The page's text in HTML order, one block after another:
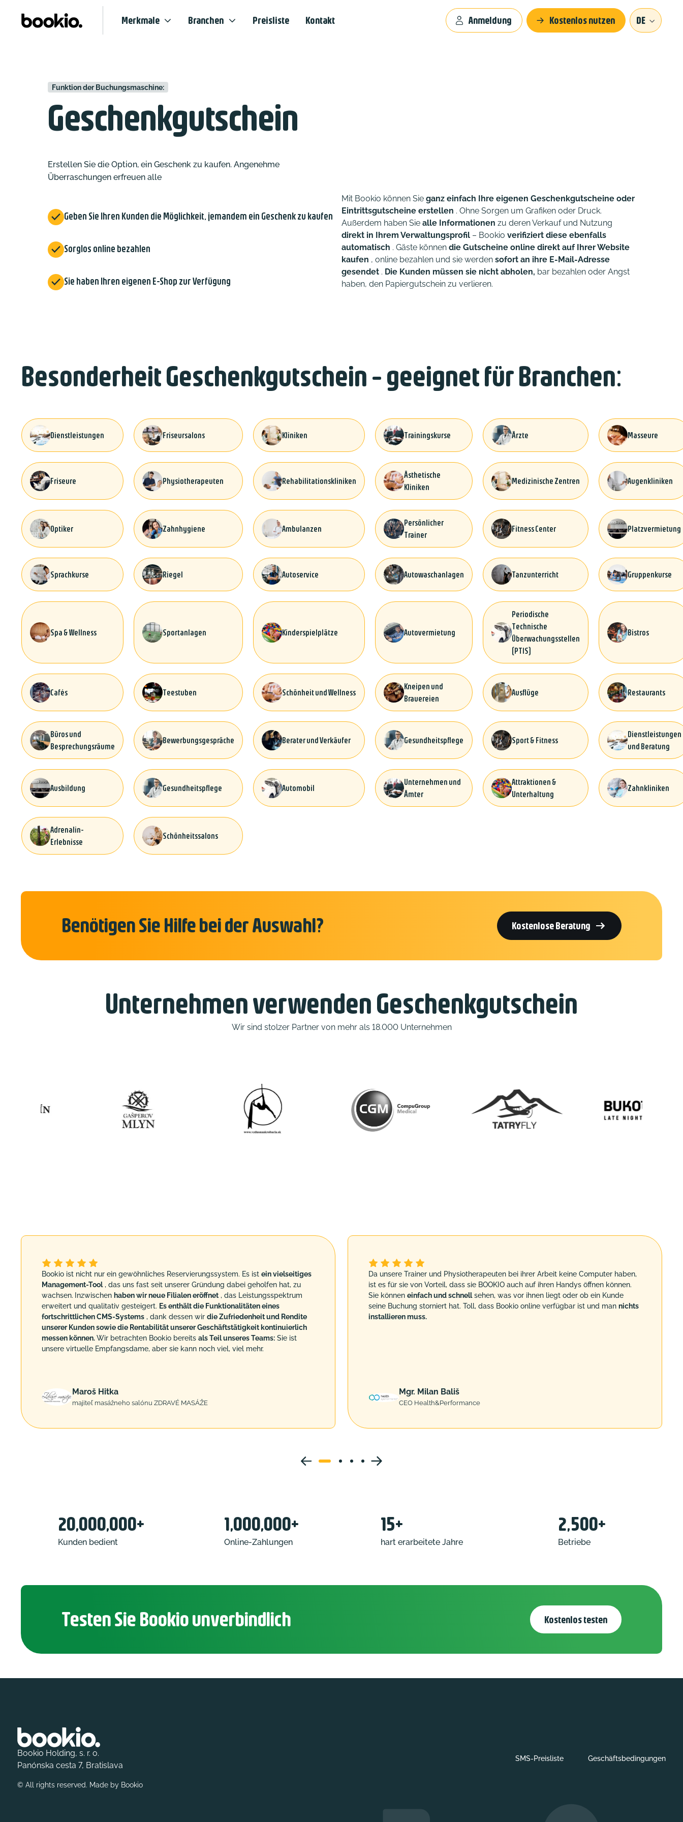
Anmeldung Kostenlos nutzen
Merkmale Branchen Preisliste Kontakt DE
Funktion der Buchungsmaschine:
Geschenkgutschein
Erstellen Sie die Option, ein Geschenk zu kaufen. Angenehme
Überraschungen erfreuen alle
 Geben Sie Ihren Kunden die Möglichkeit, jemandem ein Geschenk zu kaufen
 Sorglos online bezahlen
 Sie haben Ihren eigenen E-Shop zur Verfügung
Mit Bookio können Sie ganz einfach Ihre eigenen Geschenkgutscheine oder
Eintrittsgutscheine erstellen . Ohne Sorgen um Grafiken oder Druck.
Außerdem haben Sie alle Informationen zu deren Verkauf und Nutzung
direkt in Ihrem Verwaltungsprofil – Bookio verifiziert diese ebenfalls
automatisch . Gäste können die Gutscheine online direkt auf Ihrer Website
kaufen , online bezahlen und sie werden sofort an ihre E-Mail-Adresse
gesendet . Die Kunden müssen sie nicht abholen, bar bezahlen oder Angst
haben, den Papiergutschein zu verlieren.
Besonderheit Geschenkgutschein - geeignet für Branchen:
Dienstleistungen Friseursalons Kliniken Trainingskurse Ärzte Masseure
Friseure Physiotherapeuten Rehabilitationskliniken
Ästhetische
Kliniken
Medizinische Zentren Augenkliniken
Optiker Zahnhygiene Ambulanzen
Persönlicher
Trainer
Fitness Center Platzvermietung
Sprachkurse Riegel Autoservice Autowaschanlagen Tanzunterricht Gruppenkurse
Spa & Wellness Sportanlagen Kinderspielplätze Autovermietung
Periodische
Technische
Überwachungsstellen
(PTIS)
Bistros
Cafés Teestuben Schönheit und Wellness
Kneipen und
Brauereien
Ausflüge Restaurants
Büros und
Besprechungsräume
Bewerbungsgespräche Berater und Verkäufer Gesundheitspflege Sport & Fitness
Dienstleistungen
und Beratung
Ausbildung Gesundheitspflege Automobil
Unternehmen und
Ämter
Attraktionen &
Unterhaltung
Zahnkliniken
Adrenalin-
Erlebnisse
Schönheitssalons
Benötigen Sie Hilfe bei der Auswahl? Kostenlose Beratung 
Unternehmen verwenden Geschenkgutschein
Wir sind stolzer Partner von mehr als 18.000 Unternehmen
Bookio ist nicht nur ein gewöhnliches Reservierungssystem. Es istein vielseitiges
Management-Tool, das uns fast seit unserer Gründung dabei geholfen hat, zu
wachsen. Inzwischen haben wir neue Filialen eröffnet, das Leistungsspektrum
erweitert und qualitativ gesteigert. Es enthält die Funktionalitäten eines
fortschrittlichen CMS-Systems , dank dessen wirdie Zufriedenheit und Rendite
unserer Kunden sowie die Rentabilität unserer Geschäftstätigkeit kontinuierlich
messen können.Wir betrachten Bookio bereitsals Teil unseres Teams: Sie ist
unsere virtuelle Empfangsdame, aber sie kann noch viel, viel mehr.
Maroš Hitka
majiteľ masážneho salónu ZDRAVÉ MASÁŽE
Da unsere Trainer und Physiotherapeuten bei ihrer Arbeit keine Computer haben,
ist es für sie von Vorteil, dass sie BOOKIO auch auf ihren Handys öffnen können.
Sie könneneinfach und schnellsehen, was vor ihnen liegt oder ob ein Kunde
seine Buchung storniert hat. Toll, dass Bookio online verfügbar ist und mannichts
installieren muss.
Mgr. Milan Bališ
CEO Health&Performance
20,000,000+
Kunden bedient
1,000,000+
Online-Zahlungen
15+
hart erarbeitete Jahre
2,500+
Betriebe
Testen Sie Bookio unverbindlich Kostenlos testen
SMS-Preisliste Geschäftsbedingungen
Bookio Holding, s. r. o.
Panónska cesta 7, Bratislava
© All rights reserved. Made by Bookio